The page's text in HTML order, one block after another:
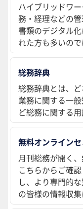
ハイブリッドワ
務・経理などの
書類のデジタル
れた方も多いので
総務辞典
総務辞典とは、
業務に関する一
ど総務に関する用
無料オンライン
月刊総務が開く
こちらからご確
し、より専門的
の皆様の情報収集